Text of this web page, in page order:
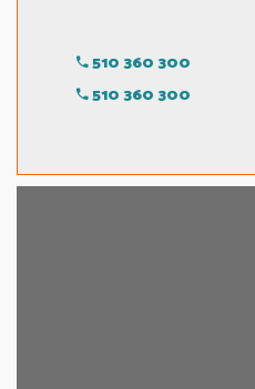
510 360 300
510 360 300